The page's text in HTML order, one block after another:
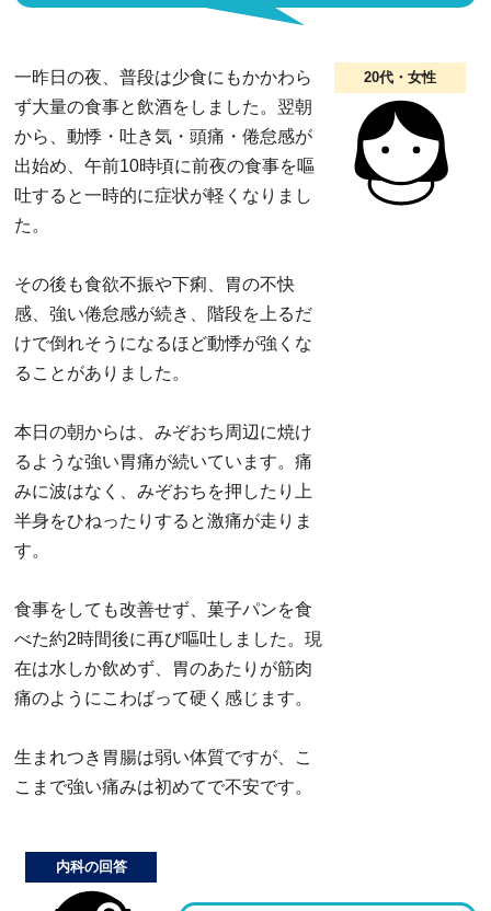
20代・女性
一昨日の夜、普段は少食にもかかわら
ず大量の食事と飲酒をしました。翌朝
から、動悸・吐き気・頭痛・倦怠感が
出始め、午前10時頃に前夜の食事を嘔
吐すると一時的に症状が軽くなりまし
た。
その後も食欲不振や下痢、胃の不快
感、強い倦怠感が続き、階段を上るだ
けで倒れそうになるほど動悸が強くな
ることがありました。
本日の朝からは、みぞおち周辺に焼け
るような強い胃痛が続いています。痛
みに波はなく、みぞおちを押したり上
半身をひねったりすると激痛が走りま
す。
食事をしても改善せず、菓子パンを食
べた約2時間後に再び嘔吐しました。現
在は水しか飲めず、胃のあたりが筋肉
痛のようにこわばって硬く感じます。
生まれつき胃腸は弱い体質ですが、こ
こまで強い痛みは初めてで不安です。
内科の回答